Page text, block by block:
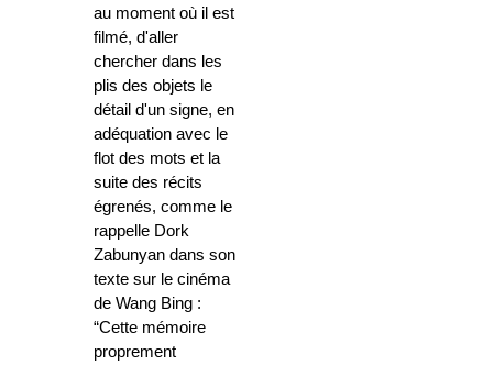
au moment où il est
filmé, d'aller
chercher dans les
plis des objets le
détail d'un signe, en
adéquation avec le
flot des mots et la
suite des récits
égrenés, comme le
rappelle Dork
Zabunyan dans son
texte sur le cinéma
de Wang Bing :
“Cette mémoire
proprement